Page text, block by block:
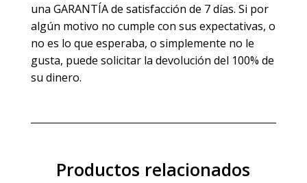
una GARANTÍA de satisfacción de 7 días. Si por
algún motivo no cumple con sus expectativas, o
no es lo que esperaba, o simplemente no le
gusta, puede solicitar la devolución del 100% de
su dinero.
Productos relacionados